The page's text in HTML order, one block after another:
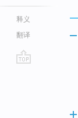
释义
翻译